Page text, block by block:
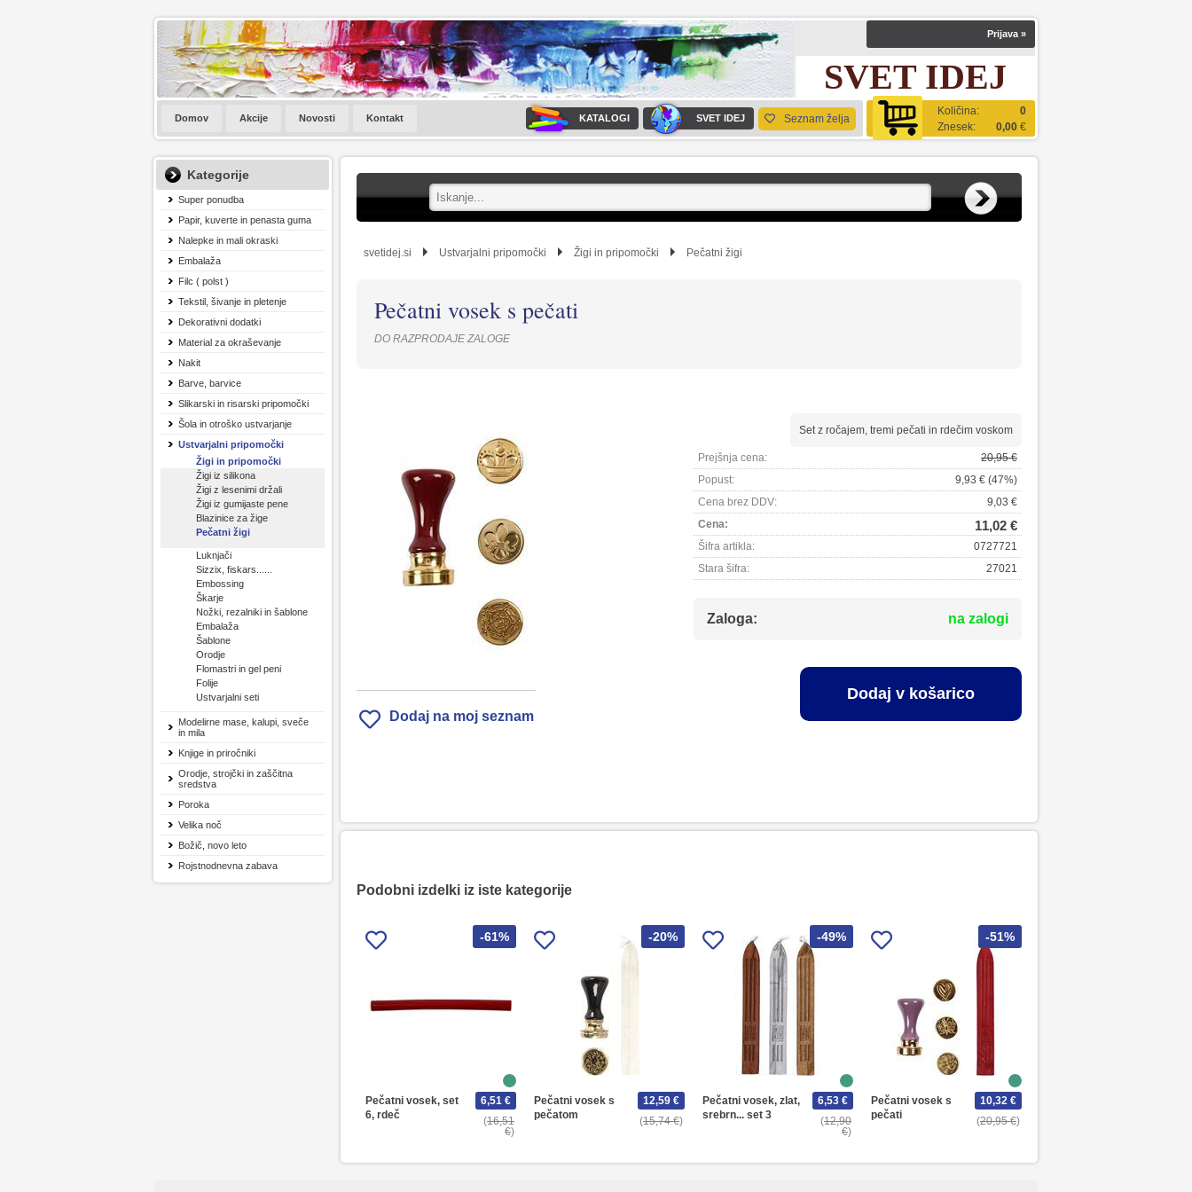
Prijava »
SVET IDEJ
Količina:
0
Znesek:
0,00 €
Domov Akcije Novosti Kontakt KATALOGI SVET IDEJ Seznam želja
Kategorije
Super ponudba
Papir, kuverte in penasta guma
Nalepke in mali okraski
Embalaža
Filc ( polst )
Tekstil, šivanje in pletenje
Dekorativni dodatki
Material za okraševanje
Nakit
Barve, barvice
Slikarski in risarski pripomočki
Šola in otroško ustvarjanje
Ustvarjalni pripomočki
Žigi in pripomočki
Žigi iz silikona
Žigi z lesenimi držali
Žigi iz gumijaste pene
Blazinice za žige
Pečatni žigi
Luknjači
Sizzix, fiskars......
Embossing
Škarje
Nožki, rezalniki in šablone
Embalaža
Šablone
Orodje
Flomastri in gel peni
Folije
Ustvarjalni seti
Modelirne mase, kalupi, sveče
in mila
Knjige in priročniki
Orodje, strojčki in zaščitna
sredstva
Poroka
Velika noč
Božič, novo leto
Rojstnodnevna zabava
svetidej.si Ustvarjalni pripomočki Žigi in pripomočki Pečatni žigi
Pečatni vosek s pečati
DO RAZPRODAJE ZALOGE
Dodaj na moj seznam
Set z ročajem, tremi pečati in rdečim voskom
Prejšnja cena:
20,95 €
Popust:
9,93 € (47%)
Cena brez DDV:
9,03 €
Cena:
11,02 €
Šifra artikla:
0727721
Stara šifra:
27021
Zaloga: na zalogi
Dodaj v košarico
Podobni izdelki iz iste kategorije
-61%
Pečatni vosek, set
6, rdeč
16,51
€
6,51 €
-20%
Pečatni vosek s
pečatom
15,74 €
12,59 €
-49%
Pečatni vosek, zlat,
srebrn... set 3
12,90
€
6,53 €
-51%
Pečatni vosek s
pečati
20,95 €
10,32 €